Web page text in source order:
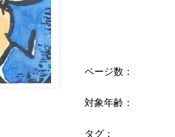
ページ数：
対象年齢：
タグ：